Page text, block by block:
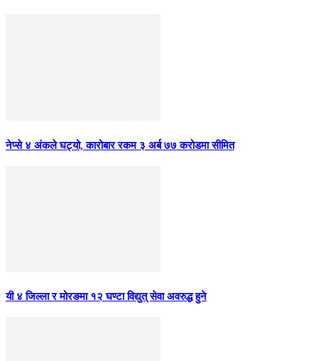
नेप्से ४ अंकले घट्यो, कारोबार रकम ३ अर्ब ७७ करोडमा सीमित
यी ४ जिल्ला र मोरङमा १२ घण्टा विद्युत् सेवा अवरुद्ध हुने